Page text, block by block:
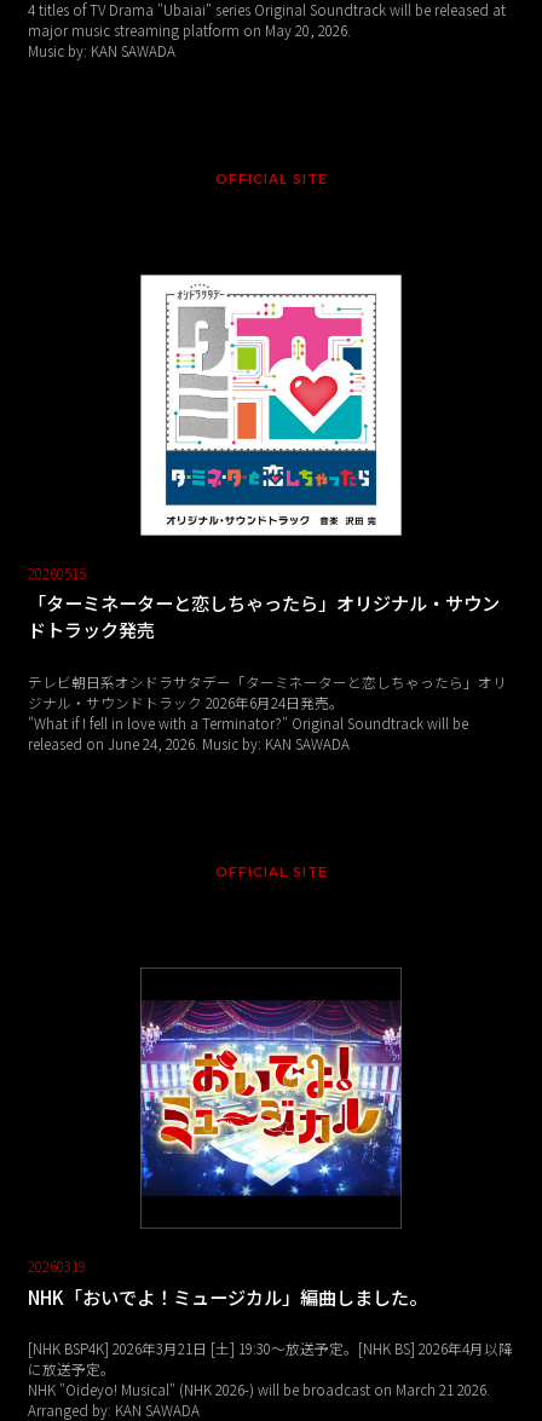
4 titles of TV Drama "Ubaiai" series Original Soundtrack will be released at
major music streaming platform on May 20, 2026.
Music by: KAN SAWADA
OFFICIAL SITE
20260515
「ターミネーターと恋しちゃったら」オリジナル・サウン
ドトラック発売
テレビ朝日系オシドラサタデー「ターミネーターと恋しちゃったら」オリ
ジナル・サウンドトラック 2026年6月24日発売。
"What if I fell in love with a Terminator?" Original Soundtrack will be
released on June 24, 2026. Music by: KAN SAWADA
OFFICIAL SITE
20260319
NHK「おいでよ！ミュージカル」編曲しました。
[NHK BSP4K] 2026年3月21日 [土] 19:30～放送予定。[NHK BS] 2026年4月以降
に放送予定。
NHK "Oideyo! Musical" (NHK 2026-) will be broadcast on March 21 2026.
Arranged by: KAN SAWADA